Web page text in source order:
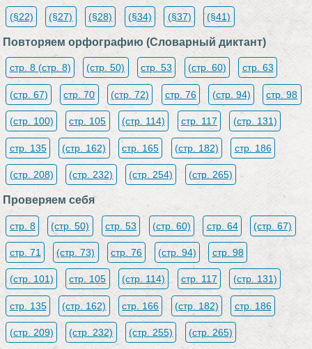
(§22) (§27) (§28) (§34) (§37) (§41)
Повторяем орфографию (Словарный диктант)
стр. 8 (стр. 8) (стр. 50) стр. 53 (стр. 60) стр. 63
(стр. 67) стр. 70 (стр. 72) стр. 76 (стр. 94) стр. 98
(стр. 100) стр. 105 (стр. 114) стр. 117 (стр. 131)
стр. 135 (стр. 162) стр. 165 (стр. 182) стр. 186
(стр. 208) (стр. 232) (стр. 254) (стр. 265)
Проверяем себя
стр. 8 (стр. 50) стр. 53 (стр. 60) стр. 64 (стр. 67)
стр. 71 (стр. 73) стр. 76 (стр. 94) стр. 98
(стр. 101) стр. 105 (стр. 114) стр. 117 (стр. 131)
стр. 135 (стр. 162) стр. 166 (стр. 182) стр. 186
(стр. 209) (стр. 232) (стр. 255) (стр. 265)